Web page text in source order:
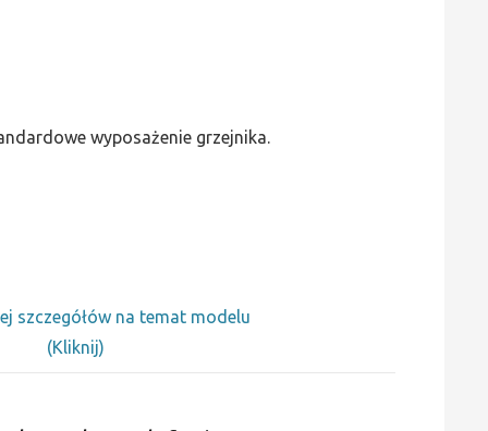
wyposażenie grzejnika.
szczegółów na temat modelu
(Kliknij)